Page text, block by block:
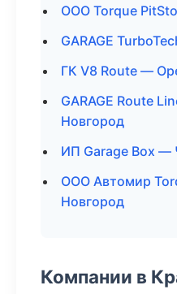
ООО Torque
GARAGE
ГК V8 Route —
GARAGE Route
Новгород
ИП Garage Box —
ООО Автомир
Новгород
Компании в